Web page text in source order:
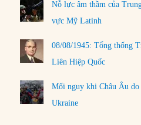
Nỗ lực âm thầm của
vực Mỹ Latinh
08/08/1945: Tổng thống
Liên Hiệp Quốc
Mối nguy khi Châu Âu
Ukraine